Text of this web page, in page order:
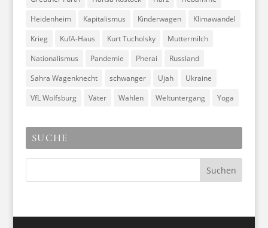
Heidenheim
Kapitalismus Kinderwagen
Klimawandel
Krieg
KufA-Haus Kurt Tucholsky
Muttermilch
Nationalismus
Pandemie Pherai
Russland
Sahra Wagenknecht
schwanger Ujah
Ukraine
VfL Wolfsburg
Väter Wahlen Weltuntergang Yoga
SUCHE